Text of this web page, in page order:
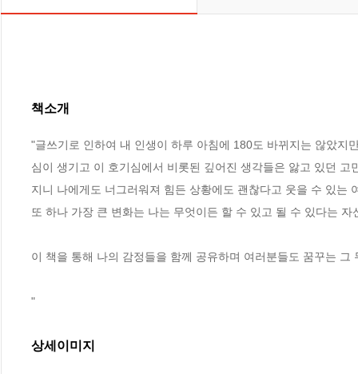
책소개
"글쓰기로 인하여 내 인생이 하루 아침에 180도 바뀌지는 않았지
심이 생기고 이 호기심에서 비롯된 깊어진 생각들은 앓고 있던
지니 나에게도 너그러워져 힘든 상황에도 괜찮다고 웃을 수 있는
또 하나 가장 큰 변화는 나는 무엇이든 할 수 있고 될 수 있다는
이 책을 통해 나의 감정들을 함께 공유하며 여러분들도 꿈꾸는 그
"
상세이미지